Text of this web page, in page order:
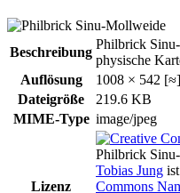
Beschreibung
Philbrick
physische
Auflösung
1008 × 542 [≈]
Dateigröße
219.6 KB
MIME-Type image/jpeg
Lizenz
Philbrick
Tobias Jung
Commons